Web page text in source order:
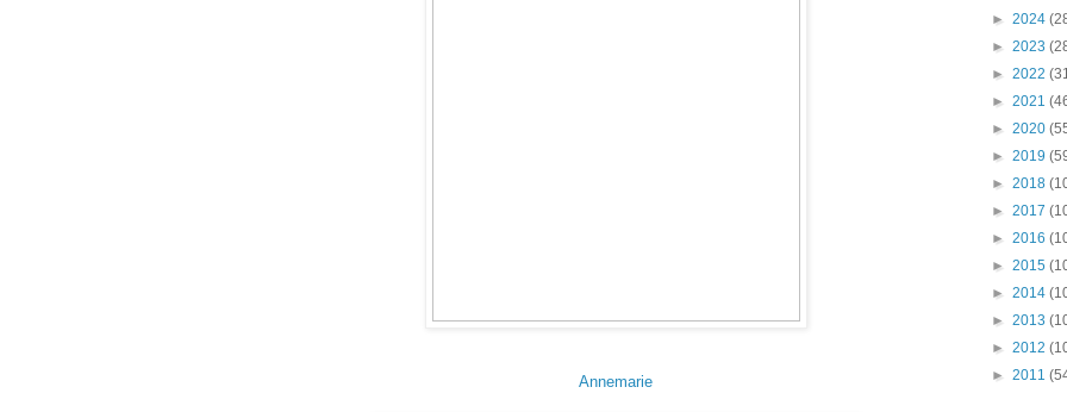
Annemarie
► 2024
► 2023
► 2022
► 2021
► 2020
► 2019
► 2018
► 2017
► 2016
► 2015
► 2014
► 2013
► 2012
► 2011